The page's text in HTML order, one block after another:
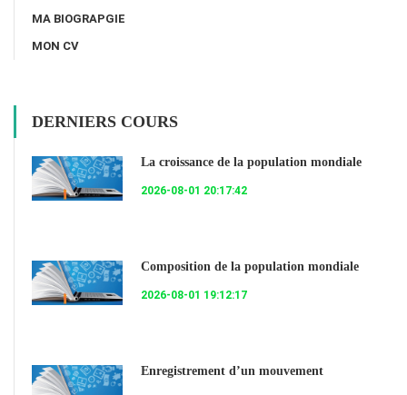
MA BIOGRAPGIE
MON CV
DERNIERS COURS
La croissance de la population mondiale
2026-08-01 20:17:42
Composition de la population mondiale
2026-08-01 19:12:17
Enregistrement d’un mouvement